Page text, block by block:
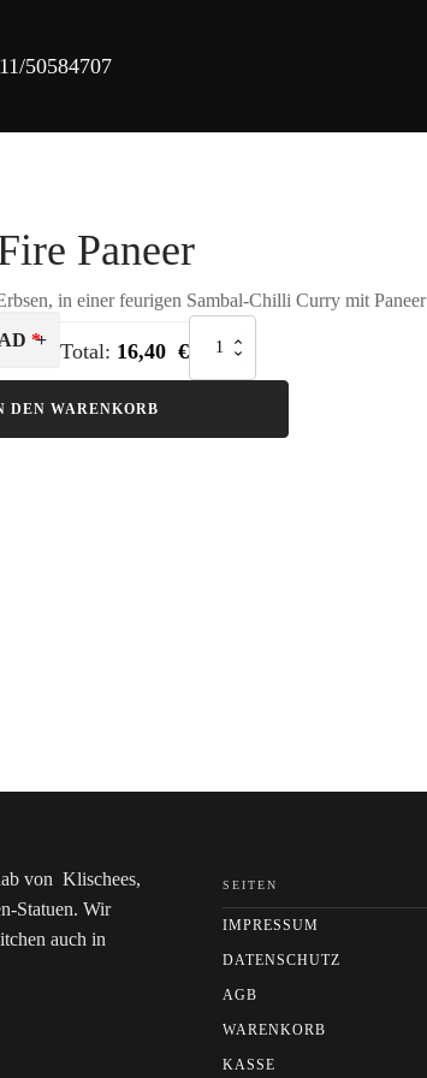
50584707
Paneer
in einer feurigen Sambal-Chilli Curry mit Paneer
Total: 16,40 €Fire
Paneer
DEN WARENKORB
von Klischees,
Statuen. Wir
auch in
SEITEN
IMPRESSUM
DATENSCHUTZ
AGB
WARENKORB
KASSE